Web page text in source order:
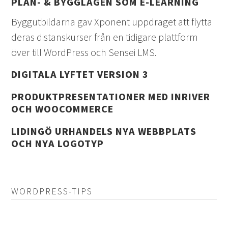
Byggutbildarna gav Xponent uppdraget att flytta
deras distanskurser från en tidigare plattform
över till WordPress och Sensei LMS.
DIGITALA LYFTET VERSION 3
PRODUKTPRESENTATIONER MED INRIVER
OCH WOOCOMMERCE
LIDINGÖ URHANDELS NYA WEBBPLATS
OCH NYA LOGOTYP
WORDPRESS-TIPS